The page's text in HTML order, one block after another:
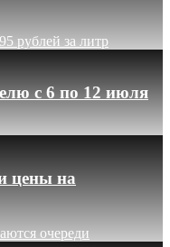
рублей за литр
с 6 по 12 июля
цены на
очереди